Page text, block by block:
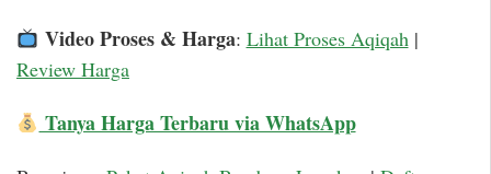
Video Proses & Harga: Lihat Proses Aqiqah|
Review Harga
Tanya Harga Terbaru via WhatsApp